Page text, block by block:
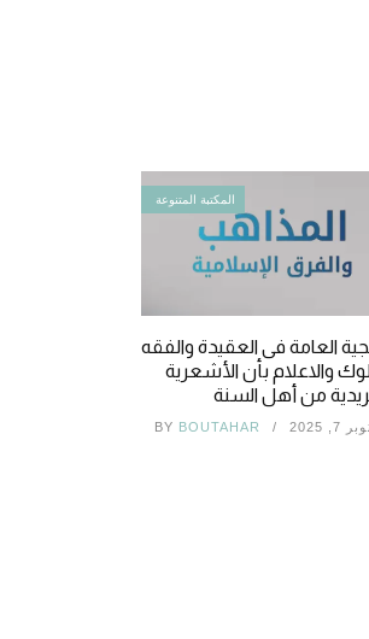
المكتبة المتنوعة
العامة فى العقيدة والفقه
والاعلام بأن الأشعرية
من أهل السنة
7, 2025
BY BOUTAHAR